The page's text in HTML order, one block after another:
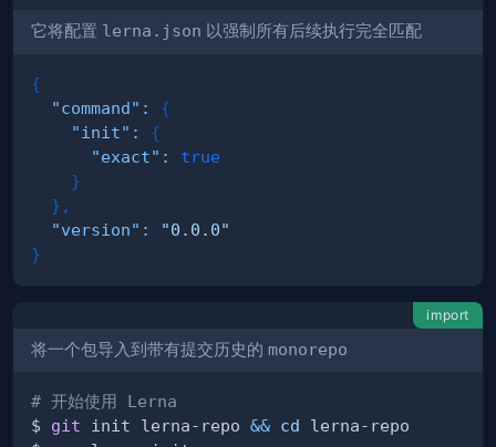
它将配置 lerna.json 以强制所有后续执行完全匹配
{
"command" :
{
"init" :
{
"exact" :
true
}
} ,
"version" :
"0.0.0"
}
import
将一个包导入到带有提交历史的 monorepo
# 开始使用 Lerna
$ git init lerna-repo && cd